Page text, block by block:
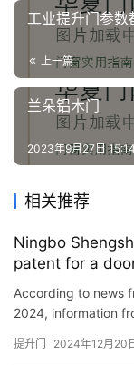
系
们
工业提升门参数
上一篇
兰朵铝木门
2023年9月27日
相关推荐
Ningbo
patent for a
mechanism to
performance
According to news
2024, information
提升门 2024年12月20